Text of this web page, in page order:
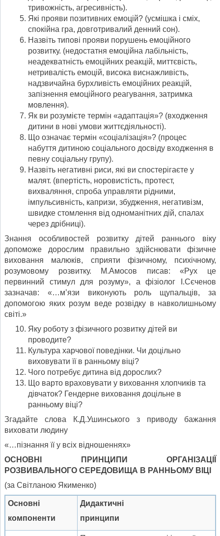
тривожність, агресивність).
Які прояви позитивних емоцій? (усмішка і сміх,
спокійна гра, довготривалий денний сон).
Назвіть типові прояви порушень емоційного
розвитку. (недостатня емоційна лабільність,
неадекватність емоційних реакцій, миттєвість,
нетривалість емоцій, висока виснажливість,
надзвичайна бурхливість емоційних реакцій,
запізнення емоційного реагування, затримка
мовлення).
Як ви розумієте термін «адаптація»? (входження
дитини в нові умови життєдіяльності).
Що означає термін «соціалізація»? (процес
набуття дитиною соціального досвіду входження в
певну соціальну групу).
Назвіть негативні риси, які ви спостерігаєте у
малят. (впертість, норовистість, протест,
вихваляння, спроба управляти рідними,
імпульсивність, капризи, збудження, негативізм,
швидке стомлення від одноманітних дій, спалах
через дрібниці).
Знання особливостей розвитку дітей раннього віку
допоможе дорослим правильно здійснювати фізичне
виховання малюків, сприяти фізичному, психічному,
розумовому розвитку. М.Амосов писав: «Рух це
первинний стимул для розуму», а фізіолог І.Сєченов
зазначав: «…м’язи виконують роль щупальців, за
допомогою яких розум веде розвідку в навколишньому
світі.»
Яку роботу з фізичного розвитку дітей ви
проводите?
Культура харчової поведінки. Чи доцільно
виховувати її в ранньому віці?
Чого потребує дитина від дорослих?
Що варто враховувати у виховання хлопчиків та
дівчаток? Гендерне виховання доцільне в
ранньому віці?
Згадайте слова К.Д.Ушинського з приводу бажання
виховати людину
«…пізнання її у всіх відношеннях»
ОСНОВНІ ПРИНЦИПИ ОРГАНІЗАЦІЇ
РОЗВИВАЛЬНОГО СЕРЕДОВИЩА В РАННЬОМУ ВІЦІ
(за Світланою Якименко)
Основні
компоненти
Дидактичні
принципи